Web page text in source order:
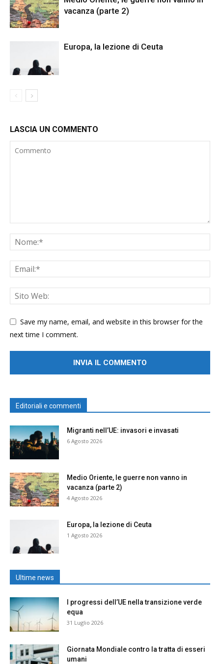
vacanza (parte 2)
Europa, la lezione di Ceuta
LASCIA UN COMMENTO
Save my name, email, and website in this browser for the
next time I comment.
Editoriali e commenti
Migranti nell’UE: invasori e invasati
6 Agosto 2026
Medio Oriente, le guerre non vanno in
vacanza (parte 2)
4 Agosto 2026
Europa, la lezione di Ceuta
1 Agosto 2026
Ultime news
I progressi dell’UE nella transizione verde
equa
31 Luglio 2026
Giornata Mondiale contro la tratta di esseri
umani